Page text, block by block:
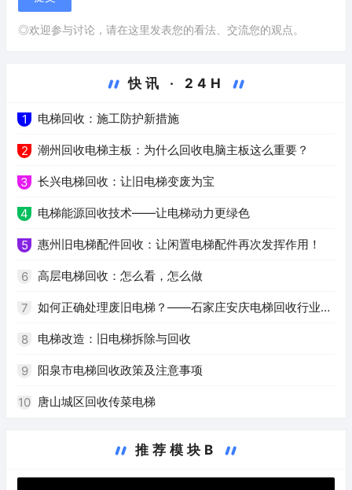
◎欢迎参与讨论，请在这里发表您的看法、交流您的观点。
快讯 · 24H
1 电梯回收：施工防护新措施
2 潮州回收电梯主板：为什么回收电脑主板这么重要？
3 长兴电梯回收：让旧电梯变废为宝
4 电梯能源回收技术——让电梯动力更绿色
5 惠州旧电梯配件回收：让闲置电梯配件再次发挥作用！
6 高层电梯回收：怎么看，怎么做
7 如何正确处理废旧电梯？——石家庄安庆电梯回收行业解
析
8 电梯改造：旧电梯拆除与回收
9 阳泉市电梯回收政策及注意事项
10 唐山城区回收传菜电梯
推荐模块B